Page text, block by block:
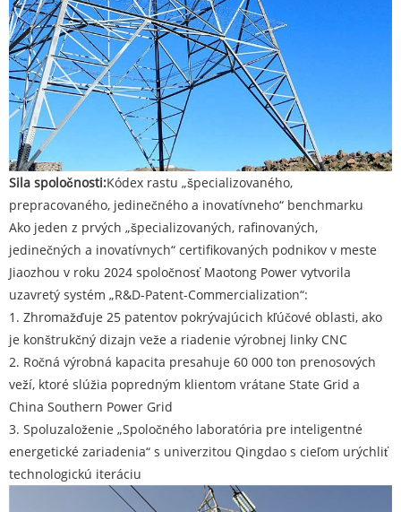
Sila spoločnosti:Kódex rastu „špecializovaného, ​​
prepracovaného, ​​jedinečného a inovatívneho“ benchmarku‌
Ako jeden z prvých „špecializovaných, rafinovaných,
jedinečných a inovatívnych“ certifikovaných podnikov v meste
Jiaozhou v roku 2024 spoločnosť Maotong Power vytvorila
uzavretý systém „R&D-Patent-Commercialization“:
1. Zhromažďuje 25 patentov pokrývajúcich kľúčové oblasti, ako
je konštrukčný dizajn veže a riadenie výrobnej linky CNC
2. Ročná výrobná kapacita presahuje 60 000 ton prenosových
veží, ktoré slúžia popredným klientom vrátane State Grid a
China Southern Power Grid
3. Spoluzaloženie „Spoločného laboratória pre inteligentné
energetické zariadenia“ s univerzitou Qingdao s cieľom urýchliť
technologickú iteráciu